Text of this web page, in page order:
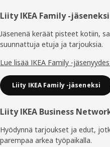
Alatunniste
Liity IKEA Family -
Jäsenenä keräät pisteet kotiin,
suunnattuja etuja ja tarjouksia.​
Lue lisää IKEA Family -
Liity IKEA Family -jäseneksi
Liity IKEA Business
Hyödynnä tarjoukset ja edut,
parempaa arkea työpaikalla.